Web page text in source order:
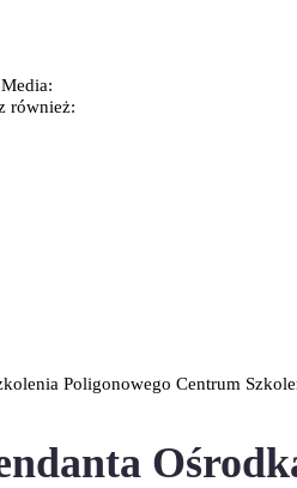
również:
Poligonowego Centrum